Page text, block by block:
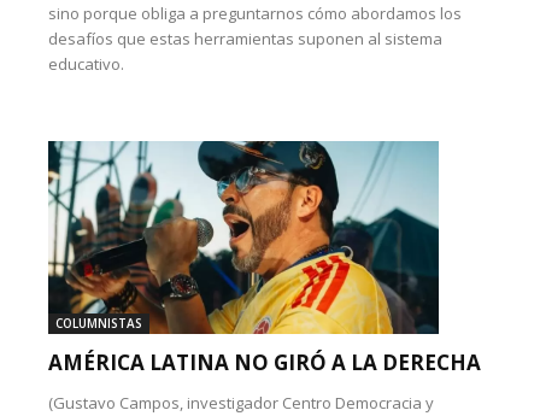
sino porque obliga a preguntarnos cómo abordamos los
desafíos que estas herramientas suponen al sistema
educativo.
COLUMNISTAS
AMÉRICA LATINA NO GIRÓ A LA DERECHA
(Gustavo Campos, investigador Centro Democracia y